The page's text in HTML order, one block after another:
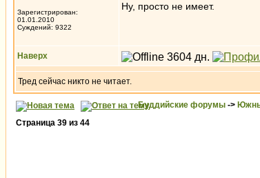
Зарегистрирован:
01.01.2010
Суждений: 9322
Ну, просто не имеет.
Наверх
Тред сейчас никто не читает.
Буддийские форумы ->
Страница 39 из 44